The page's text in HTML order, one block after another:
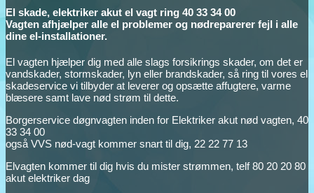
El skade, elektriker akut el vagt ring 40 33 34 00
Vagten afhjælper alle el problemer og nødreparerer fejl i alle
dine el-installationer.
El vagten hjælper dig med alle slags forsikrings skader, om det er
vandskader, stormskader, lyn eller brandskader, så ring til vores el
skadeservice vi tilbyder at leverer og opsætte affugtere, varme
blæsere samt lave nød strøm til dette.
Borgerservice døgnvagten inden for Elektriker akut nød vagten, 40
33 34 00
også VVS nød-vagt kommer snart til dig, 22 22 77 13
Elvagten kommer til dig hvis du mister strømmen, telf 80 20 20 80
akut elektriker dag